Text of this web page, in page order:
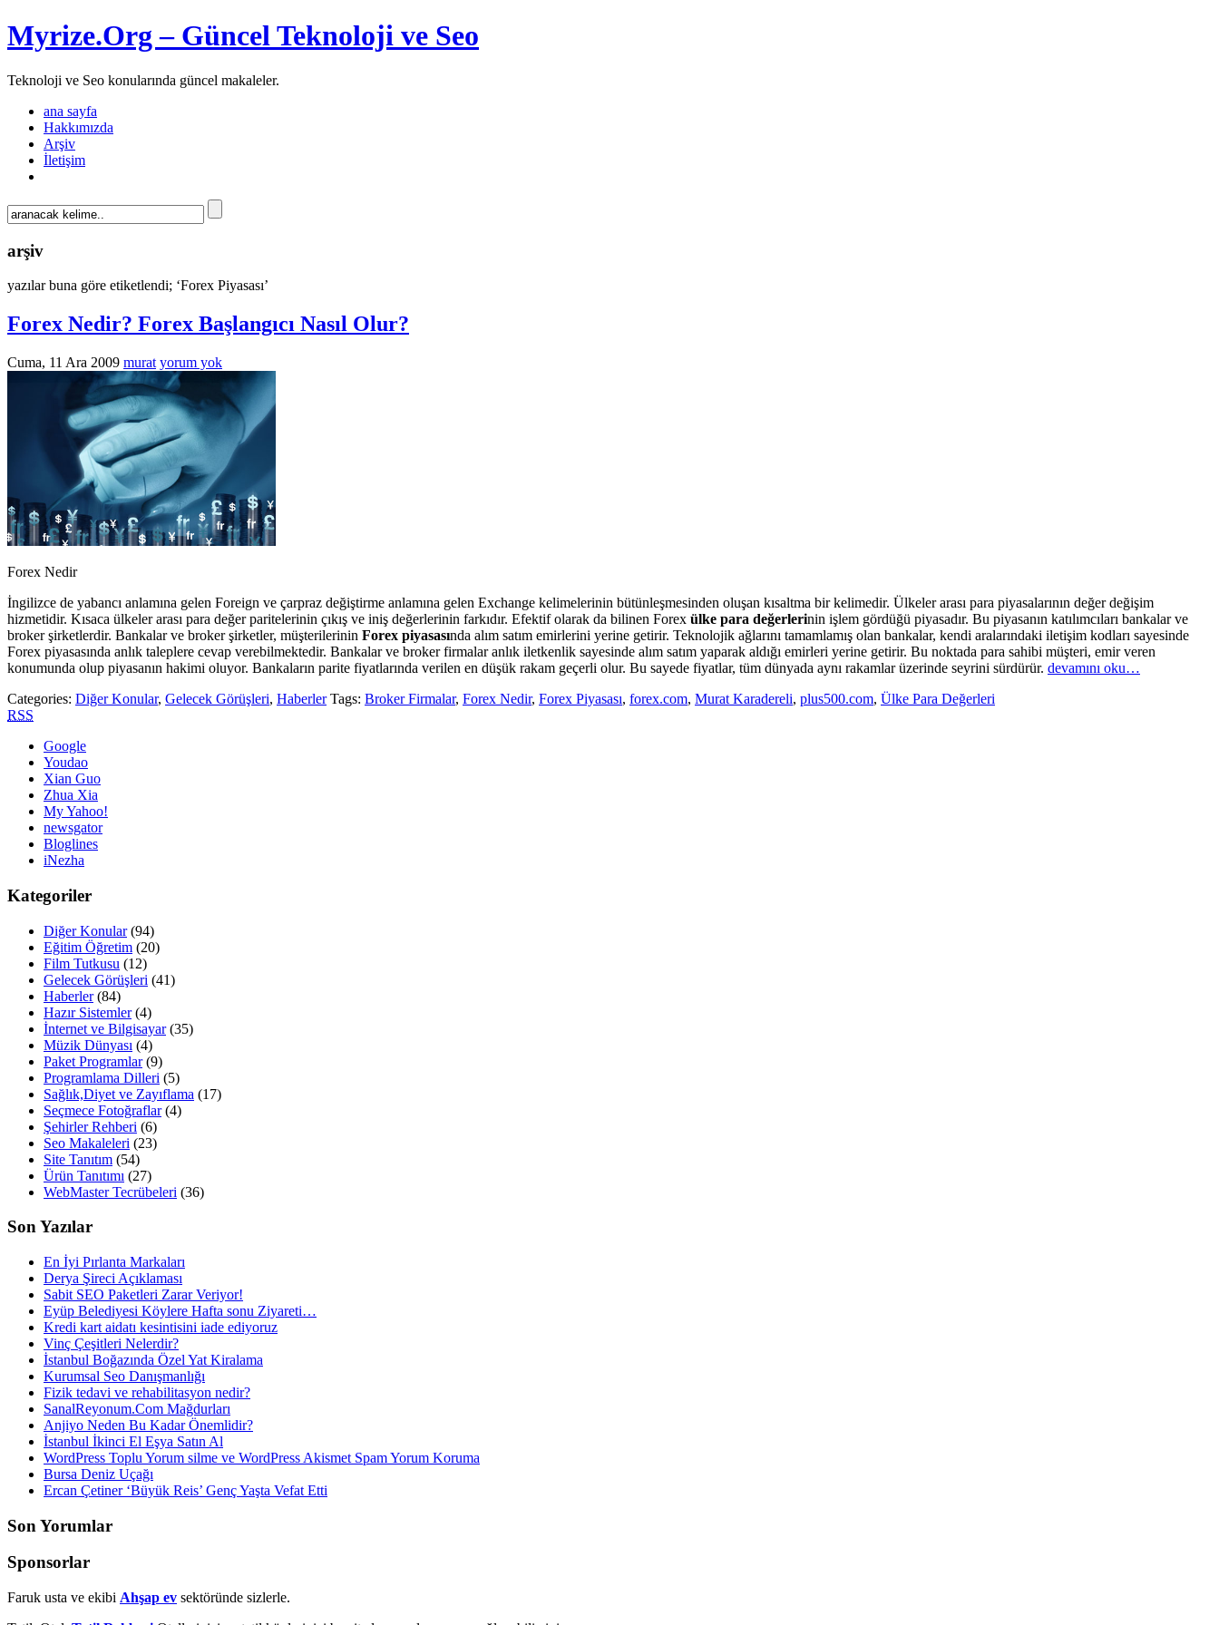
Myrize.Org – Güncel Teknoloji ve Seo
Teknoloji ve Seo konularında güncel makaleler.
ana sayfa
Hakkımızda
Arşiv
İletişim
arşiv
yazılar buna göre etiketlendi; ‘Forex Piyasası’
Forex Nedir? Forex Başlangıcı Nasıl Olur?
Cuma, 11 Ara 2009 murat yorum yok
Forex Nedir
İngilizce de yabancı anlamına gelen Foreign ve çarpraz değiştirme anlamına gelen Exchange kelimelerinin bütünleşmesinden oluşan kısaltma bir kelimedir. Ülkeler arası para piyasalarının değer değişim
hizmetidir. Kısaca ülkeler arası para değer paritelerinin çıkış ve iniş değerlerinin farkıdır. Efektif olarak da bilinen Forex ülke para değerlerinin işlem gördüğü piyasadır. Bu piyasanın katılımcıları bankalar ve
broker şirketlerdir. Bankalar ve broker şirketler, müşterilerinin Forex piyasasında alım satım emirlerini yerine getirir. Teknolojik ağlarını tamamlamış olan bankalar, kendi aralarındaki iletişim kodları sayesinde
Forex piyasasında anlık taleplere cevap verebilmektedir. Bankalar ve broker firmalar anlık iletkenlik sayesinde alım satım yaparak aldığı emirleri yerine getirir. Bu noktada para sahibi müşteri, emir veren
konumunda olup piyasanın hakimi oluyor. Bankaların parite fiyatlarında verilen en düşük rakam geçerli olur. Bu sayede fiyatlar, tüm dünyada aynı rakamlar üzerinde seyrini sürdürür. devamını oku…
Categories: Diğer Konular, Gelecek Görüşleri, Haberler Tags: Broker Firmalar, Forex Nedir, Forex Piyasası, forex.com, Murat Karadereli, plus500.com, Ülke Para Değerleri
RSS
Google
Youdao
Xian Guo
Zhua Xia
My Yahoo!
newsgator
Bloglines
iNezha
Kategoriler
Diğer Konular(94)
Eğitim Öğretim (20)
Film Tutkusu (12)
Gelecek Görüşleri (41)
Haberler(84)
Hazır Sistemler(4)
İnternet ve Bilgisayar(35)
Müzik Dünyası (4)
Paket Programlar(9)
Programlama Dilleri (5)
Sağlık,Diyet ve Zayıflama (17)
Seçmece Fotoğraflar(4)
Şehirler Rehberi (6)
Seo Makaleleri (23)
Site Tanıtım (54)
Ürün Tanıtımı (27)
WebMaster Tecrübeleri (36)
Son Yazılar
En İyi Pırlanta Markaları
Derya Şireci Açıklaması
Sabit SEO Paketleri Zarar Veriyor!
Eyüp Belediyesi Köylere Hafta sonu Ziyareti…
Kredi kart aidatı kesintisini iade ediyoruz
Vinç Çeşitleri Nelerdir?
İstanbul Boğazında Özel Yat Kiralama
Kurumsal Seo Danışmanlığı
Fizik tedavi ve rehabilitasyon nedir?
SanalReyonum.Com Mağdurları
Anjiyo Neden Bu Kadar Önemlidir?
İstanbul İkinci El Eşya Satın Al
WordPress Toplu Yorum silme ve WordPress Akismet Spam Yorum Koruma
Bursa Deniz Uçağı
Ercan Çetiner ‘Büyük Reis’ Genç Yaşta Vefat Etti
Son Yorumlar
Sponsorlar
Faruk usta ve ekibi Ahşap ev sektöründe sizlerle.